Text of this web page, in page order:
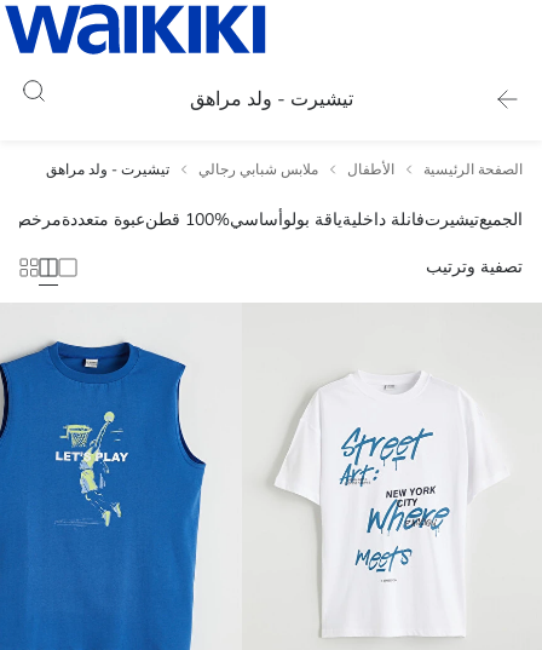
تيشيرت - ولد مراهق
الصفحة الرئيسية الأطفال ملابس شبابي رجالي تيشيرت - ولد مراهق
الجميعتيشيرتفانلة داخليةياقة بولوأساسي100% قطن عبوة متعددةمرخص
تصفية وترتيب